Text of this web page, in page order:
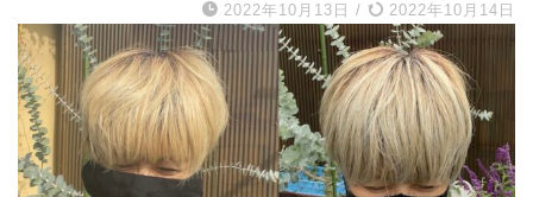
2022年10月13日 / 2022年10月14日